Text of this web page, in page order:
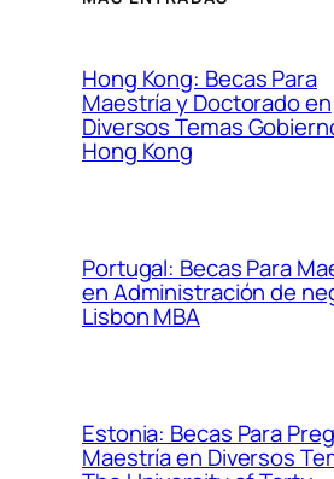
Hong Kong: Becas Para
Maestría y Doctorado en
Diversos Temas
Hong Kong
Portugal: Becas Para
en Administración de
Lisbon MBA
Estonia: Becas Para
Maestría en Diversos